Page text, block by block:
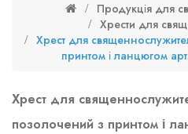
Продукція для
Хрести для
Хрест для
принтом і ланцюгом
Хрест для
позолочений з принтом і